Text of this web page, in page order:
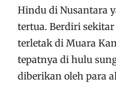
Hindu di Nusantara
tertua. Berdiri
terletak di Muara
tepatnya di hulu
diberikan oleh para